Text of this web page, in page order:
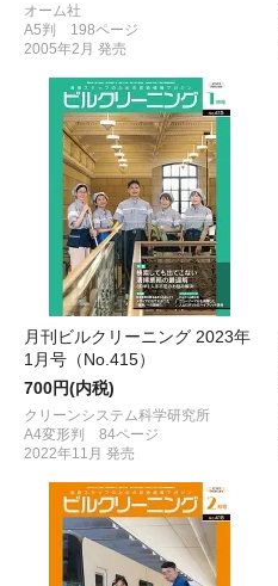
オーム社
A5判 198ページ
2005年2月 発売
月刊ビルクリーニング 2023年
1月号（No.415）
700円(内税)
クリーンシステム科学研究所
A4変形判 84ページ
2022年11月 発売